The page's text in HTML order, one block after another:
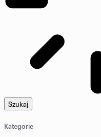
Szukaj
Kategorie